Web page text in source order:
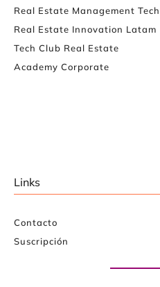
Real Estate Management Tech
Real Estate Innovation Latam
Tech Club Real Estate
Academy Corporate
Links
Contacto
Suscripción